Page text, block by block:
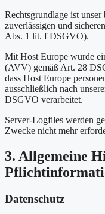
Rechtsgrundlage ist unser
zuverlässigen und
Abs. 1 lit. f DSGVO).
Mit Host Europe wurde
(AVV) gemäß Art. 28
dass Host Europe
ausschließlich nach
DSGVO verarbeitet.
Server-Logfiles werden
Zwecke nicht mehr
3. Allgemeine
Datenschutz